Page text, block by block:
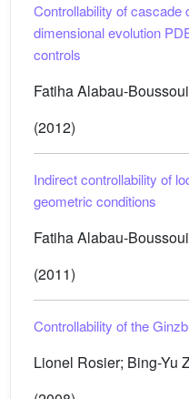
Controllability of
dimensional evolution
controls
Fatiha Alabau-
(2012)
Indirect controllability of
geometric conditions
Fatiha Alabau-
(2011)
Controllability of the
Lionel Rosier; Bing-Yu